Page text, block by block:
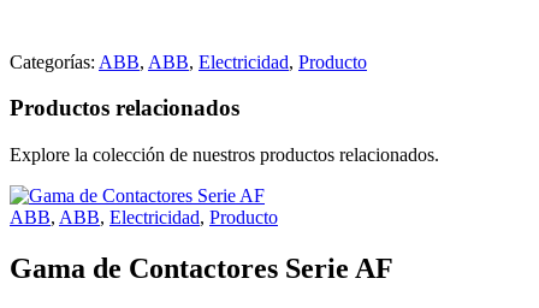
Categorías: ABB, ABB, Electricidad, Producto
Productos relacionados
Explore la colección de nuestros productos relacionados.
ABB, ABB, Electricidad, Producto
Gama de Contactores Serie AF